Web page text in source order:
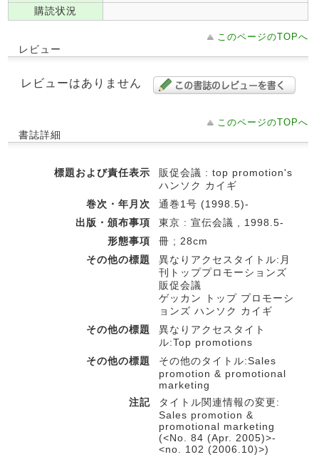
購読状況
このページのTOPへ
レビュー
レビューはありません
このページのTOPへ
書誌詳細
標題および責任表示
販促会議 : top promotion's
ハンソク カイギ
巻次・年月次
通巻1号 (1998.5)-
出版・頒布事項
東京 : 宣伝会議 , 1998.5-
形態事項
冊 ; 28cm
その他の標題
異なりアクセスタイトル:月
刊トッププロモーションズ
販促会議
ゲッカン トップ プロモーシ
ョンズ ハンソク カイギ
その他の標題
異なりアクセスタイト
ル:Top promotions
その他の標題
その他のタイトル:Sales
promotion & promotional
marketing
注記
タイトル関連情報の変更:
Sales promotion &
promotional marketing
(<No. 84 (Apr. 2005)>-
<no. 102 (2006.10)>)